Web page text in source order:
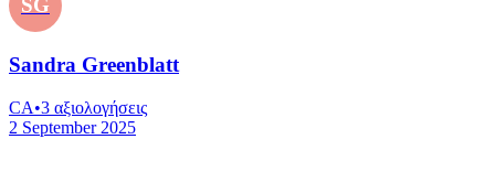
SG
Sandra Greenblatt
CA•3 αξιολογήσεις
2 September 2025